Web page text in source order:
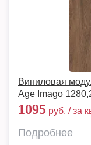
Виниловая
Age Imago
1095 руб. / за
Подробнее